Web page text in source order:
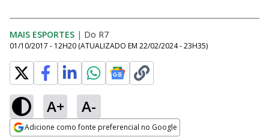
MAIS ESPORTES | Do R7
01/10/2017 - 12H20 (ATUALIZADO EM 22/02/2024 - 23H35)
A+ A-
Adicione como fonte preferencial no Google